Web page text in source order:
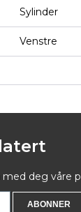
Sylinder
Venstre
deg våre